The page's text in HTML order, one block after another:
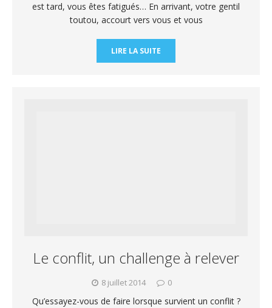
est tard, vous êtes fatigués… En arrivant, votre gentil
toutou, accourt vers vous et vous
LIRE LA SUITE
Le conflit, un challenge à relever
8 juillet 2014 0
Qu’essayez-vous de faire lorsque survient un conflit ?